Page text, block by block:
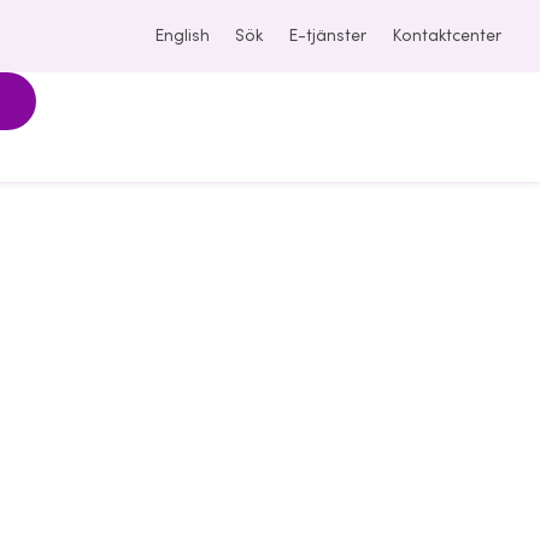
English Sök E-tjänster Kontaktcenter